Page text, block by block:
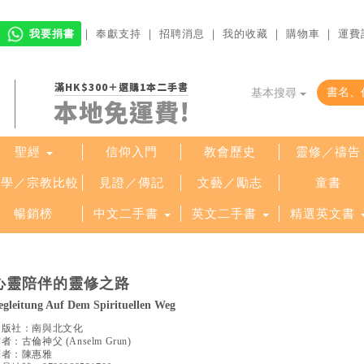
我要捐書 ｜ 奉獻支持 ｜ 招聘消息 ｜ 我的收藏 ｜ 購物車 ｜ 運費
滿HK$300＋選購1本二手書
本地免運費!
基本搜尋
聖經 信仰入門 教會歷史 靈修／禱告
／宗教比較 見證／傳記 文藝／勵志 童書
暢銷榜 中文二手書 英文二手書 精選英文書
靈陪伴的靈修之路
Auf Dem Spirituellen Weg
社：南與北文化
： 古倫神父 (Anselm Grun)
： 陳惠雅